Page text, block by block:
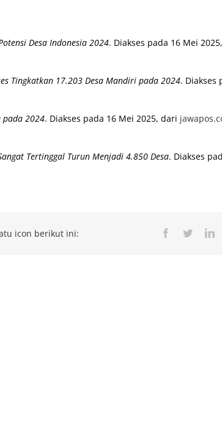
Desa Indonesia 2024. Diakses pada 16 Mei
Tingkatkan 17.203 Desa Mandiri pada 2024. Diakses
pada 2024. Diakses pada 16 Mei 2025, dari
Tertinggal Turun Menjadi 4.850 Desa. Diakses
icon berikut ini: Facebook
Twitter